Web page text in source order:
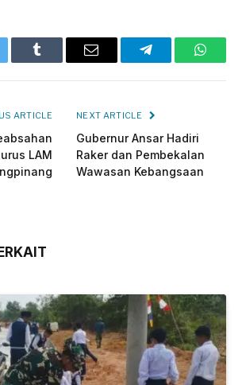
Tumblr Email Telegram
ARTICLE
LAM
NEXT ARTICLE
Gubernur Ansar Hadiri
Raker dan Pembekalan
Wawasan Kebangsaan